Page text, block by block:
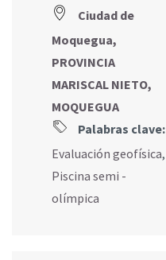
Ciudad de
Moquegua,
PROVINCIA
MARISCAL NIETO,
MOQUEGUA
Palabras clave:
Evaluación geofísica,
Piscina semi -
olímpica